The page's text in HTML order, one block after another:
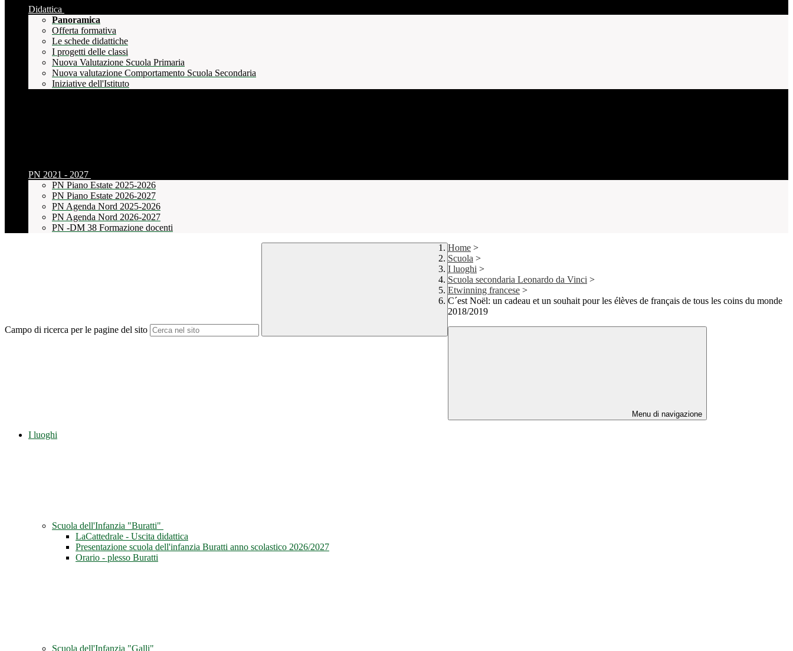
Didattica
Panoramica
Offerta formativa
Le schede didattiche
I progetti delle classi
Nuova Valutazione Scuola Primaria
Nuova valutazione Comportamento Scuola Secondaria
Iniziative dell'Istituto
PN 2021 - 2027
PN Piano Estate 2025-2026
PN Piano Estate 2026-2027
PN Agenda Nord 2025-2026
PN Agenda Nord 2026-2027
PN -DM 38 Formazione docenti
Campo di ricerca per le pagine del sito
Home >
Scuola >
I luoghi >
Scuola secondaria Leonardo da Vinci >
Etwinning francese >
C´est Noël: un cadeau et un souhait pour les élèves de français de tous les coins du monde
2018/2019
Menu di navigazione
I luoghi
Scuola dell'Infanzia "Buratti"
LaCattedrale - Uscita didattica
Presentazione scuola dell'infanzia Buratti anno scolastico 2026/2027
Orario - plesso Buratti
Scuola dell'Infanzia "Galli"